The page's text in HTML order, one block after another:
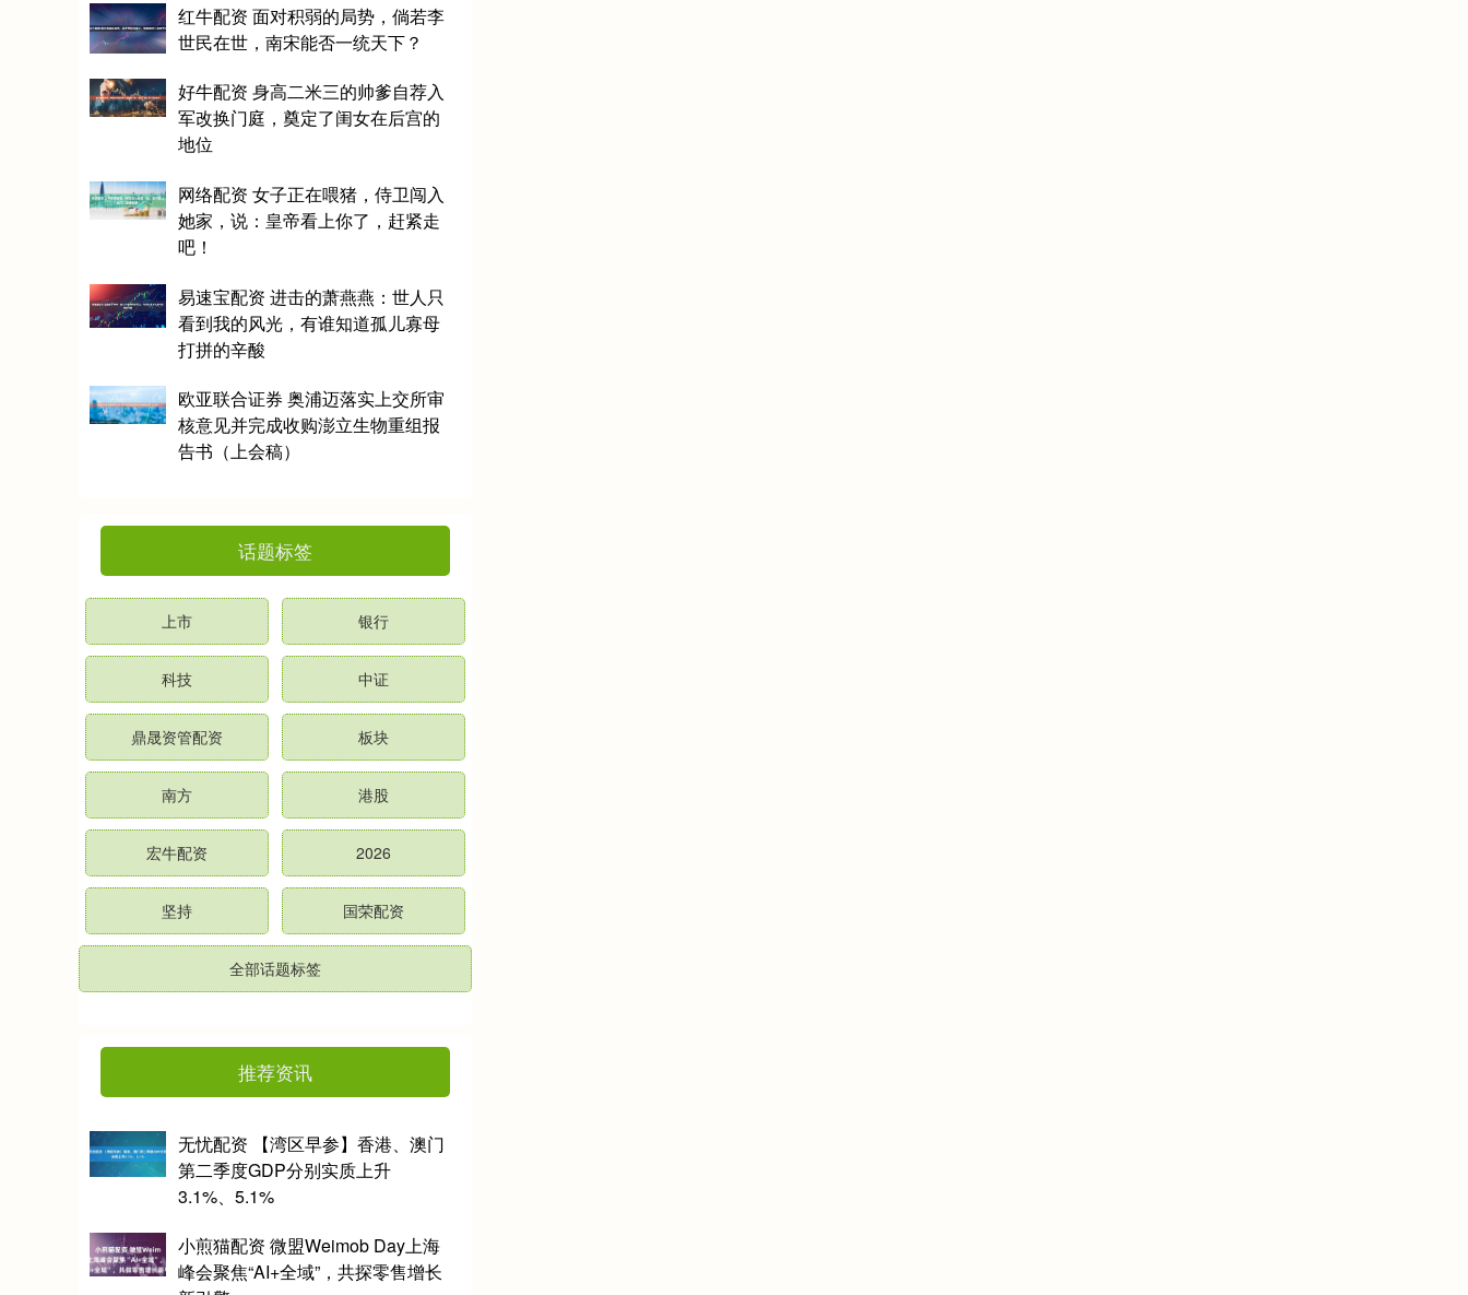
红牛配资 面对积弱的局势，倘若李
世民在世，南宋能否一统天下？
好牛配资 身高二米三的帅爹自荐入
军改换门庭，奠定了闺女在后宫的
地位
网络配资 女子正在喂猪，侍卫闯入
她家，说：皇帝看上你了，赶紧走
吧！
易速宝配资 进击的萧燕燕：世人只
看到我的风光，有谁知道孤儿寡母
打拼的辛酸
欧亚联合证券 奥浦迈落实上交所审
核意见并完成收购澎立生物重组报
告书（上会稿）
话题标签
上市 银行
科技 中证
鼎晟资管配资 板块
南方 港股
宏牛配资 2026
坚持 国荣配资
全部话题标签
推荐资讯
无忧配资 【湾区早参】香港、澳门
第二季度GDP分别实质上升
3.1%、5.1%
小煎猫配资 微盟Weimob Day上海
峰会聚焦“AI+全域”，共探零售增长